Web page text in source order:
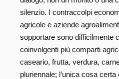
silenzio. I contraccolpi
agricole e aziende
sopportare sono difficilmente
coinvolgenti più comparti
caseario, frutta, verdura,
pluriennale; l’unica cosa